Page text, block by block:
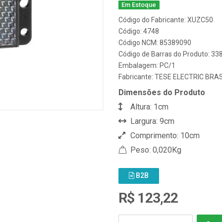
Em Estoque
Código do Fabricante: XUZC50
Código: 4748
Código NCM: 85389090
Código de Barras do Produto:
Embalagem: PC/1
Fabricante: TESE ELECTRIC
Dimensões do Produto
Altura: 1cm
Largura: 9cm
Comprimento: 10cm
Peso: 0,020Kg
B2B
R$ 123,22